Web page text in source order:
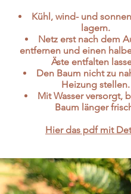
Kühl, wind- und
lagern.
Netz erst nach dem
entfernen und einen
Äste entfalten
Den Baum nicht zu
Heizung stellen.
Mit Wasser versorgt,
Baum länger
Hier das pdf mit